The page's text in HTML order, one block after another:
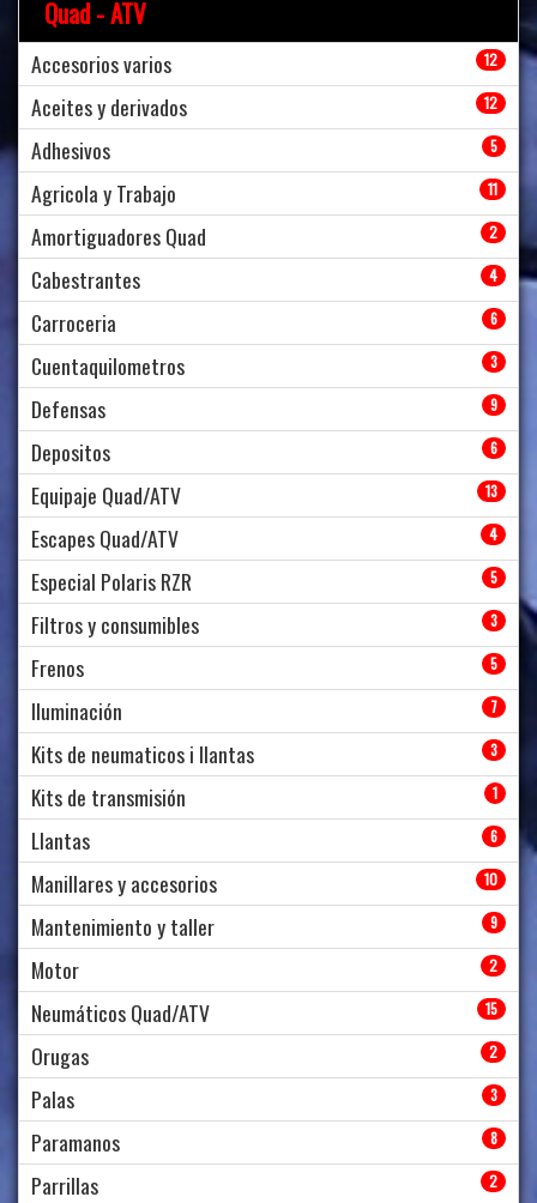
Quad - ATV
Accesorios varios 12
Aceites y derivados 12
Adhesivos 5
Agricola y Trabajo 11
Amortiguadores Quad 2
Cabestrantes 4
Carroceria 6
Cuentaquilometros 3
Defensas 9
Depositos 6
Equipaje Quad/ATV 13
Escapes Quad/ATV 4
Especial Polaris RZR 5
Filtros y consumibles 3
Frenos 5
Iluminación 7
Kits de neumaticos i llantas 3
Kits de transmisión 1
Llantas 6
Manillares y accesorios 10
Mantenimiento y taller 9
Motor 2
Neumáticos Quad/ATV 15
Orugas 2
Palas 3
Paramanos 8
Parrillas 2